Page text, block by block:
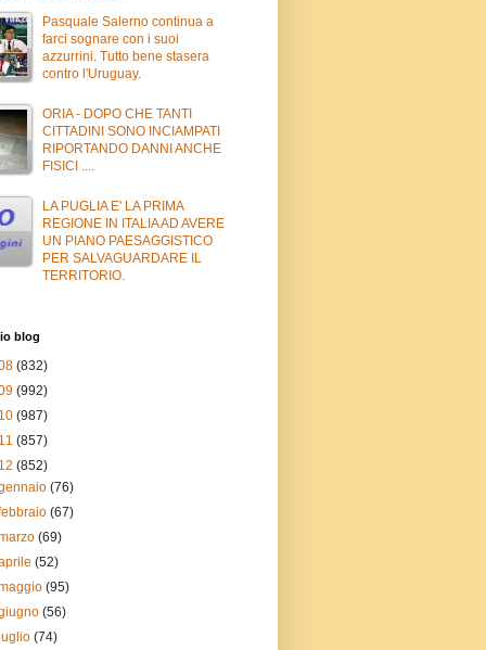
Pasquale Salerno continua a
farci sognare con i suoi
azzurrini. Tutto bene stasera
contro l'Uruguay.
ORIA - DOPO CHE TANTI
CITTADINI SONO INCIAMPATI
RIPORTANDO DANNI ANCHE
FISICI ....
LA PUGLIA E' LA PRIMA
REGIONE IN ITALIA AD AVERE
UN PIANO PAESAGGISTICO
PER SALVAGUARDARE IL
TERRITORIO.
blog
(832)
(992)
(987)
(857)
(852)
(76)
(67)
(69)
(52)
(95)
(56)
(74)